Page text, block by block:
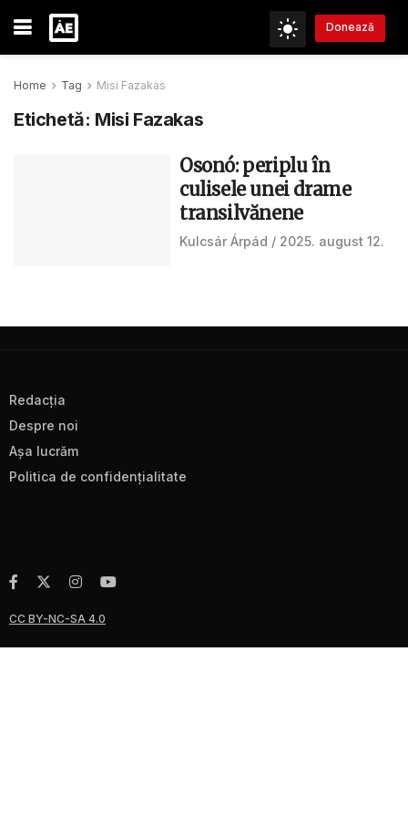
Donează
Home Tag Misi Fazakas
Etichetă: Misi Fazakas
Osonó: periplu în
culisele unei drame
transilvănene
Kulcsár Árpád 2025. august 12.
Redacţia
Despre noi
Aşa lucrăm
Politica de confidenţialitate
CC BY-NC-SA 4.0